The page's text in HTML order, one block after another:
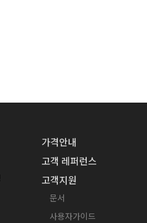
가격안내
고객 레퍼런스
고객지원
문서
사용자가이드